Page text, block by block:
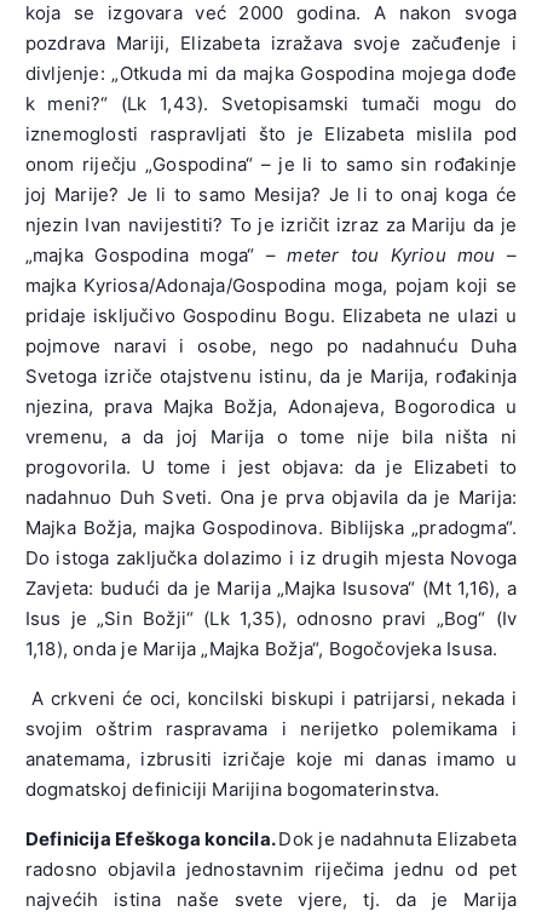
koja se izgovara već 2000 godina. A nakon svoga
pozdrava Mariji, Elizabeta izražava svoje začuđenje i
divljenje: „Otkuda mi da majka Gospodina mojega dođe
k meni?“ (Lk 1,43). Svetopisamski tumači mogu do
iznemoglosti raspravljati što je Elizabeta mislila pod
onom riječju „Gospodina“ – je li to samo sin rođakinje
joj Marije? Je li to samo Mesija? Je li to onaj koga će
njezin Ivan navijestiti? To je izričit izraz za Mariju da je
„majka Gospodina moga“ –meter tou Kyriou mou –
majka Kyriosa/Adonaja/Gospodina moga, pojam koji se
pridaje isključivo Gospodinu Bogu. Elizabeta ne ulazi u
pojmove naravi i osobe, nego po nadahnuću Duha
Svetoga izriče otajstvenu istinu, da je Marija, rođakinja
njezina, prava Majka Božja, Adonajeva, Bogorodica u
vremenu, a da joj Marija o tome nije bila ništa ni
progovorila. U tome i jest objava: da je Elizabeti to
nadahnuo Duh Sveti. Ona je prva objavila da je Marija:
Majka Božja, majka Gospodinova. Biblijska „pradogma“.
Do istoga zaključka dolazimo i iz drugih mjesta Novoga
Zavjeta: budući da je Marija „Majka Isusova“ (Mt 1,16), a
Isus je „Sin Božji“ (Lk 1,35), odnosno pravi „Bog“ (Iv
1,18), onda je Marija „Majka Božja“, Bogočovjeka Isusa.
A crkveni će oci, koncilski biskupi i patrijarsi, nekada i
svojim oštrim raspravama i nerijetko polemikama i
anatemama, izbrusiti izričaje koje mi danas imamo u
dogmatskoj definiciji Marijina bogomaterinstva.
Definicija Efeškoga koncila.Dok je nadahnuta Elizabeta
radosno objavila jednostavnim riječima jednu od pet
najvećih istina naše svete vjere, tj. da je Marija